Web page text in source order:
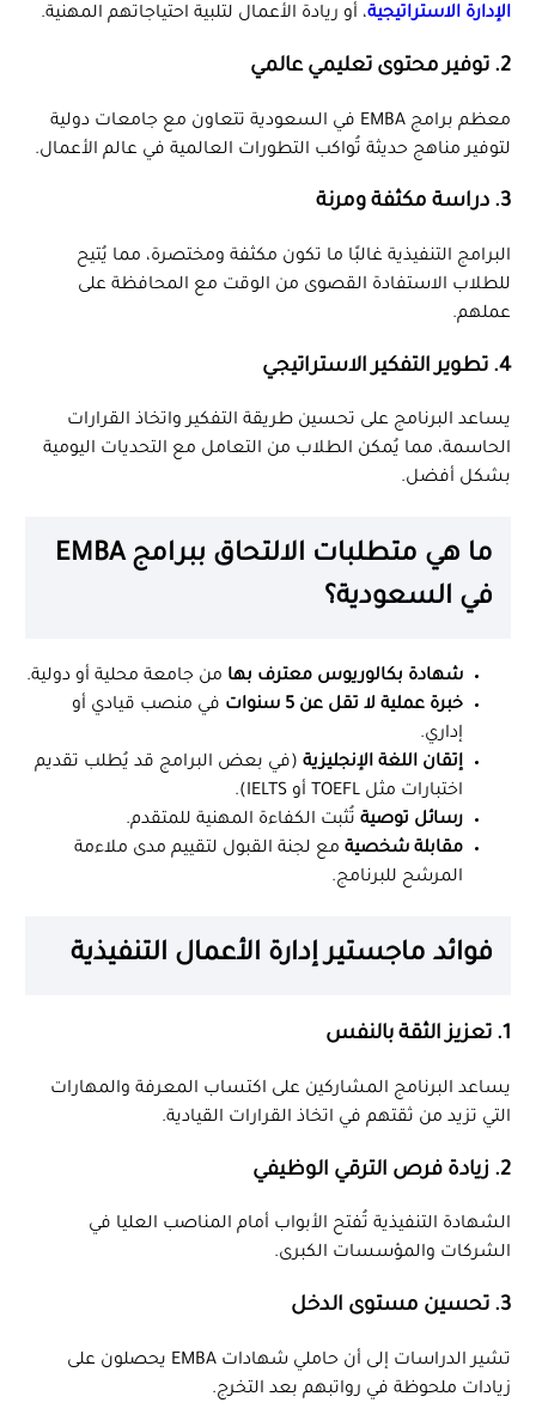
الإدارة الاستراتيجية، أو ريادة الأعمال لتلبية احتياجاتهم المهنية.
2. توفير محتوى تعليمي عالمي
معظم برامج EMBA في السعودية تتعاون مع جامعات دولية
لتوفير مناهج حديثة تُواكب التطورات العالمية في عالم الأعمال.
3. دراسة مكثفة ومرنة
البرامج التنفيذية غالبًا ما تكون مكثفة ومختصرة، مما يُتيح
للطلاب الاستفادة القصوى من الوقت مع المحافظة على
عملهم.
4. تطوير التفكير الاستراتيجي
يساعد البرنامج على تحسين طريقة التفكير واتخاذ القرارات
الحاسمة، مما يُمكن الطلاب من التعامل مع التحديات اليومية
بشكل أفضل.
ما هي متطلبات الالتحاق ببرامج EMBA
في السعودية؟
شهادة بكالوريوس معترف بها من جامعة محلية أو دولية.
خبرة عملية لا تقل عن 5 سنوات
في منصب قيادي أو
إداري.
إتقان اللغة الإنجليزية (في بعض البرامج قد يُطلب تقديم
اختبارات مثل TOEFL أو IELTS).
رسائل توصية تُثبت الكفاءة المهنية للمتقدم.
مقابلة شخصية مع لجنة القبول لتقييم مدى ملاءمة
المرشح للبرنامج.
فوائد ماجستير إدارة الأعمال التنفيذية
1. تعزيز الثقة بالنفس
يساعد البرنامج المشاركين على اكتساب المعرفة والمهارات
التي تزيد من ثقتهم في اتخاذ القرارات القيادية.
2. زيادة فرص الترقي الوظيفي
الشهادة التنفيذية تُفتح الأبواب أمام المناصب العليا في
الشركات والمؤسسات الكبرى.
3. تحسين مستوى الدخل
تشير الدراسات إلى أن حاملي شهادات EMBA يحصلون على
زيادات ملحوظة في رواتبهم بعد التخرج.